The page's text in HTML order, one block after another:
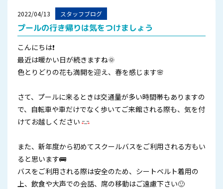
2022/04/13 スタッフブログ
プールの行き帰りは気をつけましょう
こんにちは❗
最近は暖かい日が続きますね🌞
色とりどりの花も満開を迎え、春を感じます🌸
さて、プールに来るときは交通量が多い時間帯もありますの
で、自転車や車だけでなく歩いてご来館される際も、気を付
けてお越しください
また、新年度から初めてスクールバスをご利用される方もい
ると思います🚌
バスをご利用される際は安全のため、シートベルト着用の
上、飲食や大声での会話、席の移動はご遠慮下さい🙂